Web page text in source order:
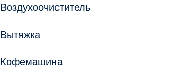
Воздухоочиститель
Вытяжка
Кофемашина